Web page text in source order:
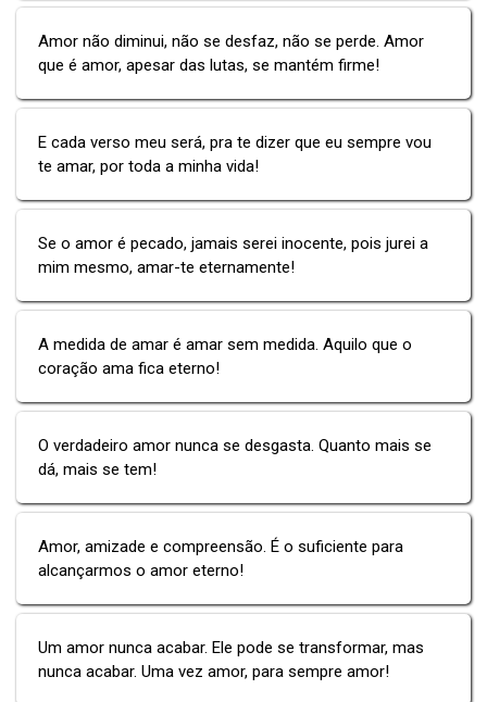
Amor não diminui, não se desfaz, não se perde. Amor
que é amor, apesar das lutas, se mantém firme!
E cada verso meu será, pra te dizer que eu sempre vou
te amar, por toda a minha vida!
Se o amor é pecado, jamais serei inocente, pois jurei a
mim mesmo, amar-te eternamente!
A medida de amar é amar sem medida. Aquilo que o
coração ama fica eterno!
O verdadeiro amor nunca se desgasta. Quanto mais se
dá, mais se tem!
Amor, amizade e compreensão. É o suficiente para
alcançarmos o amor eterno!
Um amor nunca acabar. Ele pode se transformar, mas
nunca acabar. Uma vez amor, para sempre amor!